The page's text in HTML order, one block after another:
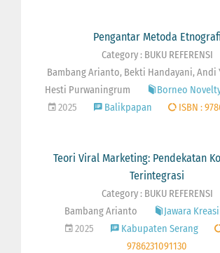
Pengantar Metoda Etnografi
Category : BUKU REFERENSI
Bambang Arianto, Bekti Handayani, Andi
Hesti Purwaningrum
Borneo
2025
Balikpapan ISBN :
Teori Viral Marketing: Pendekatan
Terintegrasi
Category : BUKU REFERENSI
Bambang Arianto
Jawara
2025
Kabupaten Serang
9786231091130